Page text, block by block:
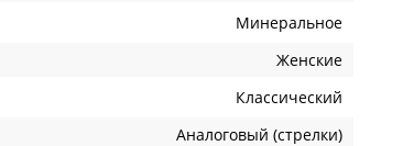
Минеральное
Женские
Классический
Аналоговый (стрелки)